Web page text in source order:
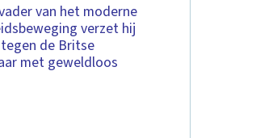
van het moderne
verzet hij
de Britse
met geweldloos